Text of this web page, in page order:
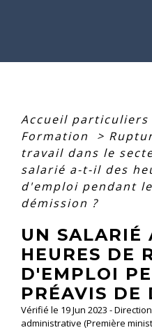
Accueil particuliers
Formation
>
travail dans le
salarié a-t-il des
d'emploi pendant
démission ?
UN SALARIÉ
HEURES DE
D'EMPLOI
PRÉAVIS DE
Vérifié le 19 Jun 2023 -
administrative (Première